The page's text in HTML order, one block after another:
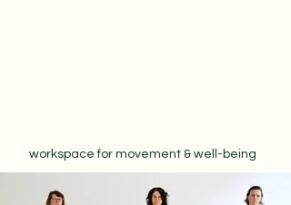
workspace for movement & well-being